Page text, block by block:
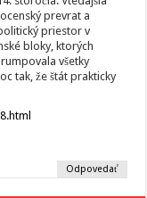
prevrat a
priestor v
bloky, ktorých
všetky
tak, že štát prakticky
Odpovedať